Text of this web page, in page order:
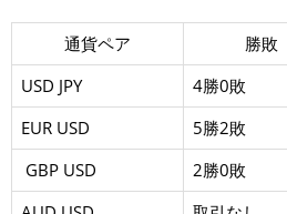
通貨ペア 勝敗
USD JPY
4勝0敗
EUR USD
5勝2敗
GBP USD
2勝0敗